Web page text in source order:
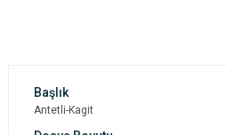
Hilvan
Antetli-Kagit